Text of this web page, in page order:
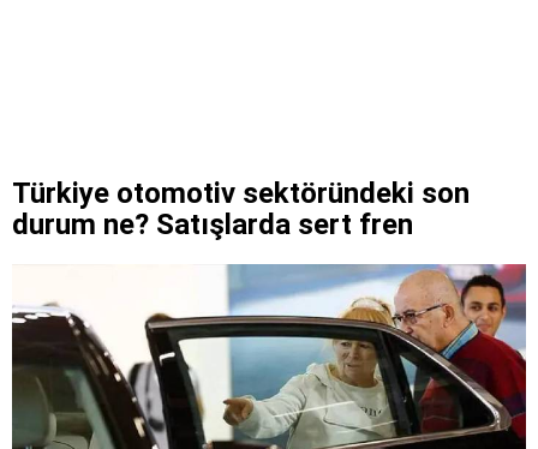
Türkiye otomotiv sektöründeki son
durum ne? Satışlarda sert fren